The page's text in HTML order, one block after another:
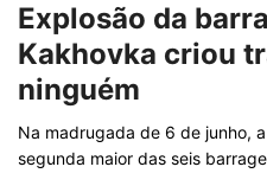
Explosão da
Kakhovka criou
ninguém
Na madrugada de 6 de junho,
segunda maior das seis